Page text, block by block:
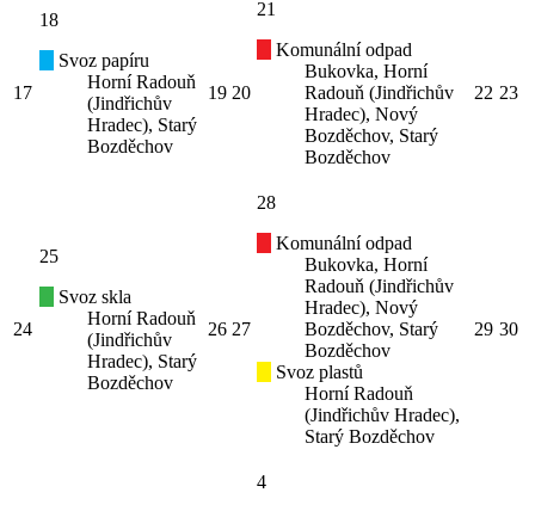
17
18
Svoz papíru
Horní Radouň
(Jindřichův
Hradec), Starý
Bozděchov
19 20
21
Komunální odpad
Bukovka, Horní
Radouň (Jindřichův
Hradec), Nový
Bozděchov, Starý
Bozděchov
22 23
24
25
Svoz skla
Horní Radouň
(Jindřichův
Hradec), Starý
Bozděchov
26 27
28
Komunální odpad
Bukovka, Horní
Radouň (Jindřichův
Hradec), Nový
Bozděchov, Starý
Bozděchov
Svoz plastů
Horní Radouň
(Jindřichův Hradec),
Starý Bozděchov
29 30
4